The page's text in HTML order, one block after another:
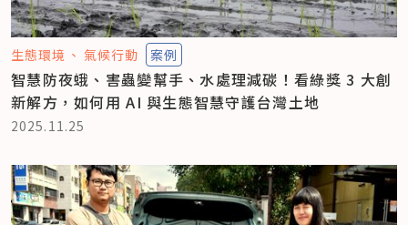
生態環境 氣候行動 案例
智慧防夜蛾、害蟲變幫手、水處理減碳！看綠獎 3 大創
新解方，如何用 AI 與生態智慧守護台灣土地
2025.11.25